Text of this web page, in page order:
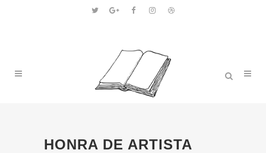
HONRA DE ARTISTA